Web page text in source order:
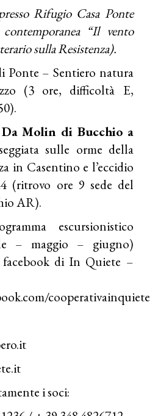
Rifugio Casa Ponte
“Il vento
sulla Resistenza).
Ponte – Sentiero natura
(3 ore, difficoltà E,
Molin di Bucchio a
sulle orme della
in Casentino e l’eccidio
(ritrovo ore 9 sede del
AR).
escursionistico
– maggio – giugno)
facebook di In Quiete –
cooperativainquiete
i soci: